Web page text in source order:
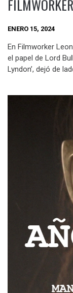
ENERO 15, 2024
En Filmworker
el papel de Lord
Lyndon’, dejó de